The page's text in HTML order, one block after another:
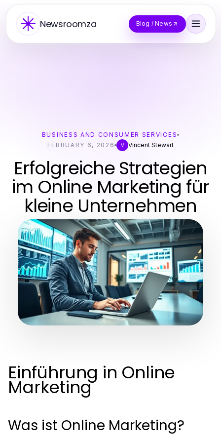
Newsroomza Blog / News
BUSINESS AND CONSUMER SERVICES
FEBRUARY 6, 2026
V Vincent Stewart
Erfolgreiche Strategien
im Online Marketing für
kleine Unternehmen
Einführung in Online
Marketing
Was ist Online Marketing?